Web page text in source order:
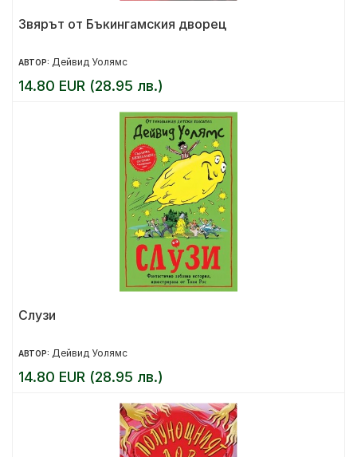
Звярът от Бъкингамския дворец
АВТОР: Дейвид Уолямс
14.80 EUR (28.95 лв.)
Слузи
АВТОР: Дейвид Уолямс
14.80 EUR (28.95 лв.)